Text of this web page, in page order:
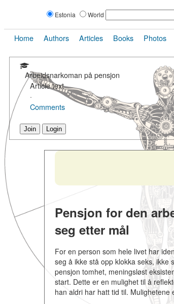
Estonia World
Home Authors Articles Books Photos
Arbeidsnarkoman på pensjon
Article text
·
Comments
Join Login
Pensjon for den
seg etter mål
For en person som hele livet har
seg å ikke stå opp klokka seks, ikke
pensjon tomhet, meningsløst
start. Dette er en mulighet til å
han aldri har hatt tid til.